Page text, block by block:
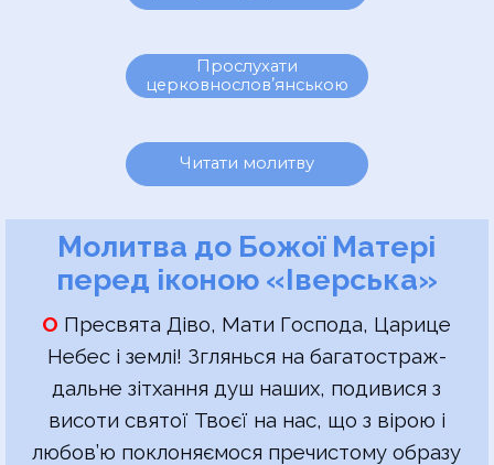
Прослухати
церковнословʼянською
Читати молитву
Молитва до Божої Матері
перед іконою «Іверська»
О Пресвята Діво, Мати Господа, Царице
Небес і землі! Зглянься на багатостраж-
дальне зітхання душ наших, подивися з
висоти святої Твоєї на нас, що з вірою і
любов’ю поклоняємося пречистому образу